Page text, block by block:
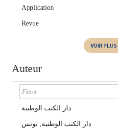
Application
Revue
VOIR PLUS
Auteur
دار الكتب الوطنية
دار الكتب الوطنية, تونس